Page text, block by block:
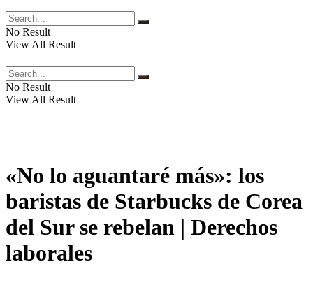
No Result
View All Result
No Result
View All Result
«No lo aguantaré más»: los
baristas de Starbucks de Corea
del Sur se rebelan | Derechos
laborales